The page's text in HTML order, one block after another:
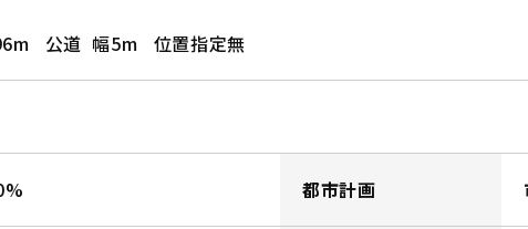
公道 幅5m 位置指定無
都市計画